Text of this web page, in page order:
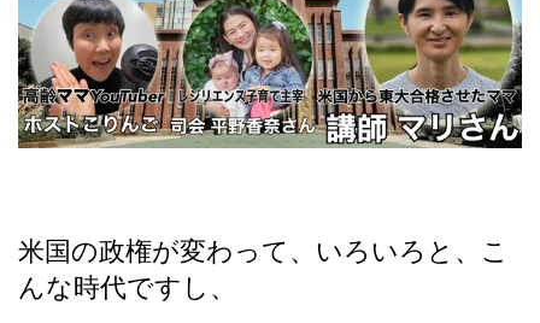
米国の政権が変わって、いろいろと、こ
んな時代ですし、